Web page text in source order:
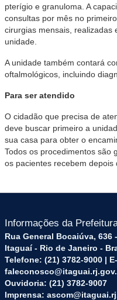
pterígio e granuloma. A
consultas por mês no
cirurgias mensais, realizadas
unidade.
A unidade também contará
oftalmológicos, incluindo
Para ser atendido
O cidadão que precisa de
deve buscar primeiro a
sua casa para obter o
Todos os procedimentos são
os pacientes recebem depois
Informações da
Rua General Bocaiúva, 636
Itaguaí - Rio de Janeiro -
Telefone: (21) 3782-9000 |
Ouvidoria: (21) 3782-9007
Imprensa: